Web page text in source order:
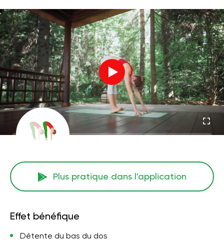
Plus pratique dans l'application
Effet bénéfique
Détente du bas du dos